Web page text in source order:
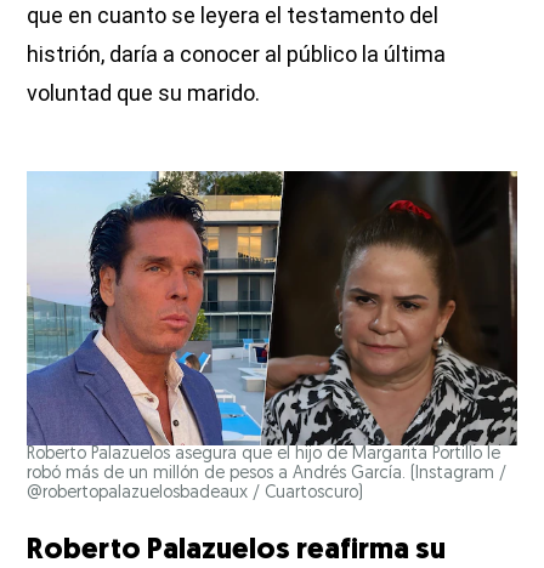
que en cuanto se leyera el testamento del
histrión, daría a conocer al público la última
voluntad que su marido.
Roberto Palazuelos asegura que el hijo de Margarita Portillo le
robó más de un millón de pesos a Andrés García. (Instagram /
@robertopalazuelosbadeaux / Cuartoscuro)
Roberto Palazuelos reafirma su